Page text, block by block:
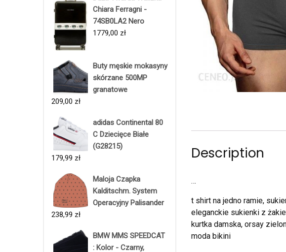
Chiara Ferragni -
74SB0LA2 Nero
1779,00 zł
Buty męskie mokasyny
skórzane 500MP
granatowe
209,00 zł
adidas Continental 80
C Dziecięce Białe
(G28215)
179,99 zł
Maloja Czapka
Kalditschm. System
Operacyjny Palisander
238,99 zł
BMW MMS SPEEDCAT
: Kolor - Czarny,
Description
…
t shirt na jedno ramie,
eleganckie sukienki z
kurtka damska, orsay
moda bikini